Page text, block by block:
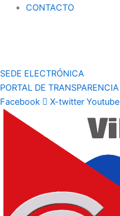
CONTACTO
SEDE ELECTRÓNICA
PORTAL DE TRANSPARENCIA
Facebook
X-twitter Youtube